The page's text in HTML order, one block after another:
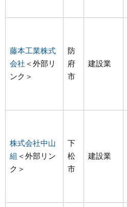
藤本工業株式
会社 ＜外部リ
ンク＞
防
府
市
建設業
株式会社中山
組 ＜外部リン
ク＞
下
松
市
建設業